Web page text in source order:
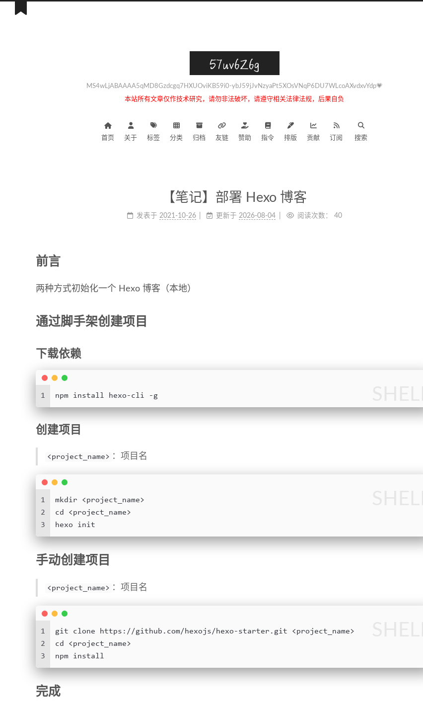
57uv6Z6g
MS4wLjABAAAA5qMD8Gzdcgq7HXUOviKB59i0-ybJ59jJvNzyaPt5XOsVNqP6DU7WLcoAXvdxvYdp💗
本站所有文章仅作技术研究，请勿非法破坏，请遵守相关法律法规，后果自负
首页 关于 标签 分类 归档 友链 赞助 指令 排版 贡献 订阅 搜索
【笔记】部署 Hexo 博客
发表于 2021-10-26 更新于 2026-08-04 阅读次数： 40
前言
两种方式初始化一个 Hexo 博客（本地）
通过脚手架创建项目
下载依赖
1 npm install hexo-cli -g
创建项目
<project_name> ：项目名
1
2
3
mkdir <project_name>
cd <project_name>
hexo init
手动创建项目
<project_name> ：项目名
1
2
3
git clone https://github.com/hexojs/hexo-starter.git <project_name>
cd <project_name>
npm install
完成